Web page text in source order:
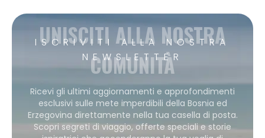
ISCRIVITI ALLA NOSTRA
NEWSLETTER
UNISCITI ALLA NOSTRA
COMUNITÀ
Ricevi gli ultimi aggiornamenti e approfondimenti
esclusivi sulle mete imperdibili della Bosnia ed
Erzegovina direttamente nella tua casella di posta.
Scopri segreti di viaggio, offerte speciali e storie